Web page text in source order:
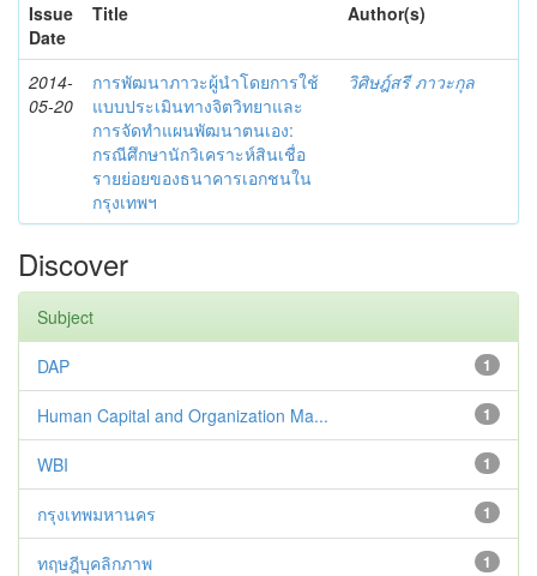
Issue
Date
Title Author(s)
2014-
05-20
การพัฒนาภาวะผู้นำโดยการใช้
แบบประเมินทางจิตวิทยาและ
การจัดทำแผนพัฒนาตนเอง:
กรณีศึกษานักวิเคราะห์สินเชื่อ
รายย่อยของธนาคารเอกชนใน
กรุงเทพฯ
วิศิษฎ์สรี ภาวะกุล
Discover
Subject
1
DAP
1
Human Capital and Organization Ma...
1
WBI
1
กรุงเทพมหานคร
1
ทฤษฎีบุคลิกภาพ